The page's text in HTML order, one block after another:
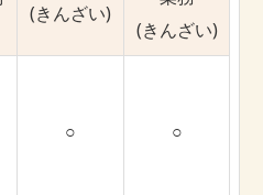
(きんざい)
(きんざい)
○ ○